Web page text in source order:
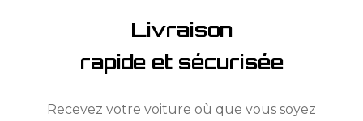
Livraison
rapide et sécurisée
Recevez votre voiture où que vous soyez